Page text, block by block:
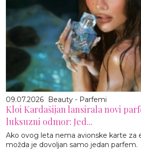
09.07.2026 Beauty - Parfemi
Kloi Kardašijan lansirala novi
luksuzni odmor: Jed...
Ako ovog leta nema avionske karte za
možda je dovoljan samo jedan parfem.